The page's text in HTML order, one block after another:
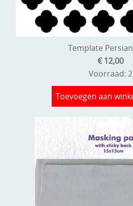
Template
€ 12,00
Voorraad: 2
Toevoegen aan